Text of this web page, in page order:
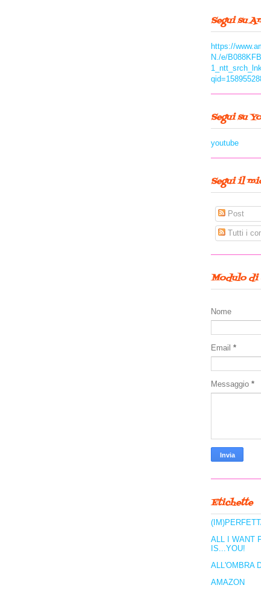
Segui su
https://
N./e/
Segui su
youtube
Segui il
Post
Tutti i
Modulo di
Nome
Email *
Messaggio *
Etichette
ALL I WANT
IS...YOU!
ALL'OMBRA
AMAZON